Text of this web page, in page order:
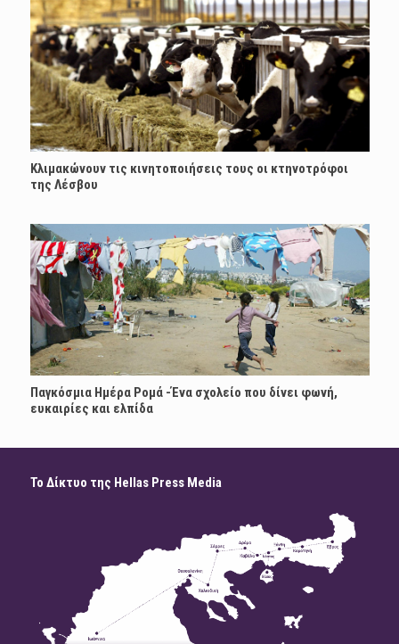
Κλιμακώνουν τις κινητοποιήσεις τους οι κτηνοτρόφοι
της Λέσβου
Παγκόσμια Ημέρα Ρομά -Ένα σχολείο που δίνει φωνή,
ευκαιρίες και ελπίδα
Το Δίκτυο της Hellas Press Media